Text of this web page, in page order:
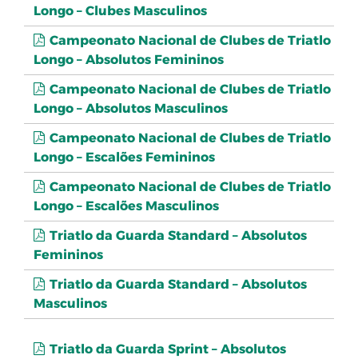
Longo – Clubes Masculinos
Campeonato Nacional de Clubes de Triatlo
Longo – Absolutos Femininos
Campeonato Nacional de Clubes de Triatlo
Longo – Absolutos Masculinos
Campeonato Nacional de Clubes de Triatlo
Longo – Escalões Femininos
Campeonato Nacional de Clubes de Triatlo
Longo – Escalões Masculinos
Triatlo da Guarda Standard – Absolutos
Femininos
Triatlo da Guarda Standard – Absolutos
Masculinos
Triatlo da Guarda Sprint – Absolutos